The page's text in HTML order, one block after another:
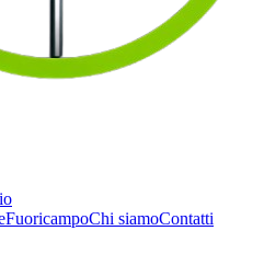
FuoricampoChi siamoContatti